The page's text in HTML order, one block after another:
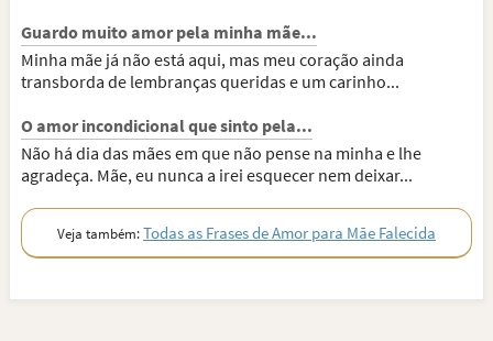
Guardo muito amor pela minha mãe...
Minha mãe já não está aqui, mas meu coração ainda
transborda de lembranças queridas e um carinho...
O amor incondicional que sinto pela...
Não há dia das mães em que não pense na minha e lhe
agradeça. Mãe, eu nunca a irei esquecer nem deixar...
Veja também:Todas as Frases de Amor para Mãe Falecida